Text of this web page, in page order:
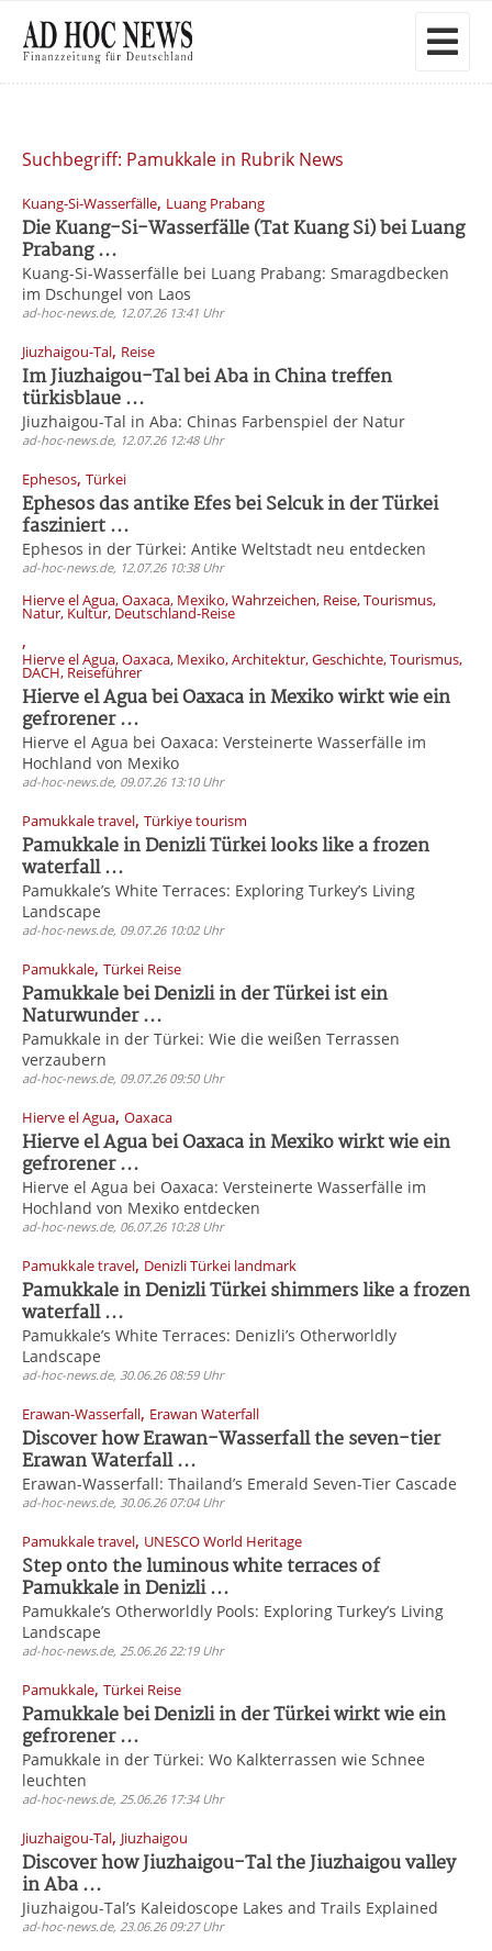
Suchbegriff: Pamukkale in Rubrik News
Kuang-Si-Wasserfälle, Luang Prabang
Die Kuang-Si-Wasserfälle (Tat Kuang Si) bei Luang
Prabang ...
Kuang-Si-Wasserfälle bei Luang Prabang: Smaragdbecken
im Dschungel von Laos
ad-hoc-news.de, 12.07.26 13:41 Uhr
Jiuzhaigou-Tal, Reise
Im Jiuzhaigou-Tal bei Aba in China treffen
türkisblaue ...
Jiuzhaigou-Tal in Aba: Chinas Farbenspiel der Natur
ad-hoc-news.de, 12.07.26 12:48 Uhr
Ephesos, Türkei
Ephesos das antike Efes bei Selcuk in der Türkei
fasziniert ...
Ephesos in der Türkei: Antike Weltstadt neu entdecken
ad-hoc-news.de, 12.07.26 10:38 Uhr
Hierve el Agua, Oaxaca, Mexiko, Wahrzeichen, Reise, Tourismus,
Natur, Kultur, Deutschland-Reise
,
Hierve el Agua, Oaxaca, Mexiko, Architektur, Geschichte, Tourismus,
DACH, Reiseführer
Hierve el Agua bei Oaxaca in Mexiko wirkt wie ein
gefrorener ...
Hierve el Agua bei Oaxaca: Versteinerte Wasserfälle im
Hochland von Mexiko
ad-hoc-news.de, 09.07.26 13:10 Uhr
Pamukkale travel, Türkiye tourism
Pamukkale in Denizli Türkei looks like a frozen
waterfall ...
Pamukkale’s White Terraces: Exploring Turkey’s Living
Landscape
ad-hoc-news.de, 09.07.26 10:02 Uhr
Pamukkale, Türkei Reise
Pamukkale bei Denizli in der Türkei ist ein
Naturwunder ...
Pamukkale in der Türkei: Wie die weißen Terrassen
verzaubern
ad-hoc-news.de, 09.07.26 09:50 Uhr
Hierve el Agua, Oaxaca
Hierve el Agua bei Oaxaca in Mexiko wirkt wie ein
gefrorener ...
Hierve el Agua bei Oaxaca: Versteinerte Wasserfälle im
Hochland von Mexiko entdecken
ad-hoc-news.de, 06.07.26 10:28 Uhr
Pamukkale travel, Denizli Türkei landmark
Pamukkale in Denizli Türkei shimmers like a frozen
waterfall ...
Pamukkale’s White Terraces: Denizli’s Otherworldly
Landscape
ad-hoc-news.de, 30.06.26 08:59 Uhr
Erawan-Wasserfall, Erawan Waterfall
Discover how Erawan-Wasserfall the seven-tier
Erawan Waterfall ...
Erawan-Wasserfall: Thailand’s Emerald Seven-Tier Cascade
ad-hoc-news.de, 30.06.26 07:04 Uhr
Pamukkale travel, UNESCO World Heritage
Step onto the luminous white terraces of
Pamukkale in Denizli ...
Pamukkale’s Otherworldly Pools: Exploring Turkey’s Living
Landscape
ad-hoc-news.de, 25.06.26 22:19 Uhr
Pamukkale, Türkei Reise
Pamukkale bei Denizli in der Türkei wirkt wie ein
gefrorener ...
Pamukkale in der Türkei: Wo Kalkterrassen wie Schnee
leuchten
ad-hoc-news.de, 25.06.26 17:34 Uhr
Jiuzhaigou-Tal, Jiuzhaigou
Discover how Jiuzhaigou-Tal the Jiuzhaigou valley
in Aba ...
Jiuzhaigou-Tal’s Kaleidoscope Lakes and Trails Explained
ad-hoc-news.de, 23.06.26 09:27 Uhr